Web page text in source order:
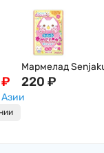
₽
Мармелад
Кошкины Лапки -
персиковые/
220 ₽